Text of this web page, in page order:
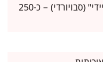
36 ביסקוויטים "אצבעות ליידי" (סבויורדי) – כ-250